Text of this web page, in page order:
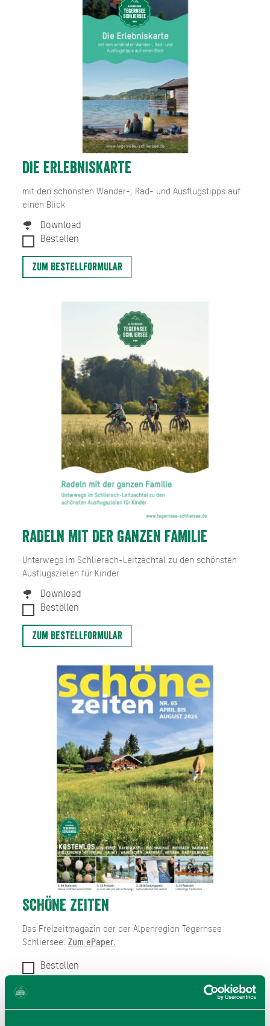
DIE ERLEBNISKARTE
mit den schönsten Wander-, Rad- und Ausflugstipps auf
einen Blick
Download
Bestellen
Zum Bestellformular
RADELN MIT DER GANZEN FAMILIE
Unterwegs im Schlierach-Leitzachtal zu den schönsten
Ausflugszielen für Kinder
Download
Bestellen
Zum Bestellformular
SCHÖNE ZEITEN
Das Freizeitmagazin der der Alpenregion Tegernsee
Schliersee. Zum ePaper.
Bestellen